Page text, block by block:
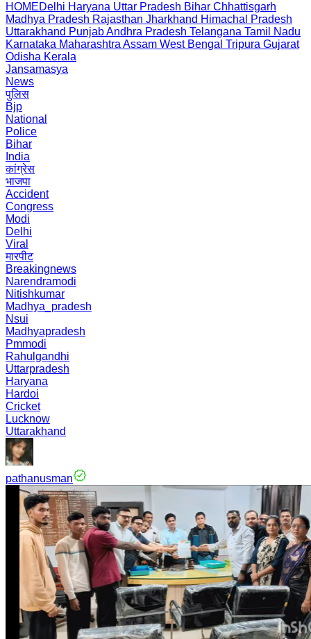
HOMEDelhi Haryana Uttar Pradesh Bihar Chhattisgarh
Madhya Pradesh Rajasthan Jharkhand Himachal Pradesh
Uttarakhand PunjabAndhra Pradesh Telangana Tamil Nadu
Karnataka Maharashtra Assam West Bengal Tripura Gujarat
Odisha Kerala
Jansamasya
News
पुलिस
Bjp
National
Police
Bihar
India
कांग्रेस
भाजपा
Accident
Congress
Modi
Delhi
Viral
मारपीट
Breakingnews
Narendramodi
Nitishkumar
Madhya_pradesh
Nsui
Madhyapradesh
Pmmodi
Rahulgandhi
Uttarpradesh
Haryana
Hardoi
Cricket
Lucknow
Uttarakhand
pathanusman